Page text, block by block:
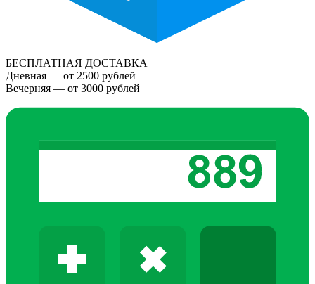
БЕСПЛАТНАЯ ДОСТАВКА
Дневная — от 2500 рублей
Вечерняя — от 3000 рублей